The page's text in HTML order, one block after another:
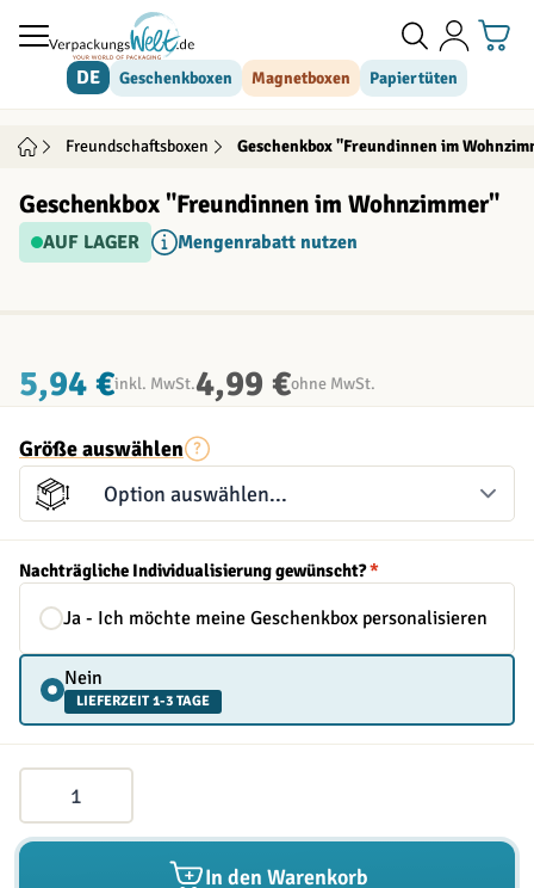
Direkt zum Inhalt
DE Geschenkboxen Magnetboxen Papiertüten
Freundschaftsboxen Geschenkbox "Freundinnen im
Geschenkbox "Freundinnen im Wohnzimmer"
AUF LAGER Mengenrabatt nutzen
5,94 €inkl. MwSt.4,99 €ohne MwSt.
Größe auswählen
Nachträgliche Individualisierung gewünscht?*
Ja - Ich möchte meine Geschenkbox personalisieren
Nein
LIEFERZEIT 1-3 TAGE
In den Warenkorb